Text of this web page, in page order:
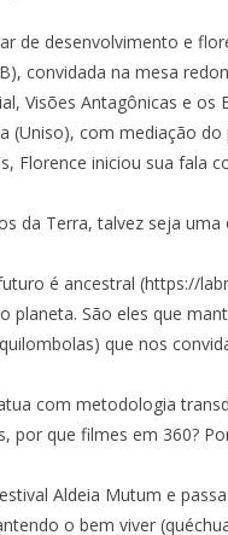
de desenvolvimento e
convidada na mesa
Visões Antagônicas e
(Uniso), com mediação
Florence iniciou sua fala
da Terra, talvez seja
é ancestral (https://
São eles que
que nos
com metodologia
por que filmes em 360?
Aldeia Mutum e
o bem viver